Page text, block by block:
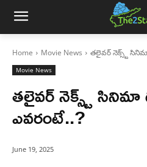
Home Movie News తలైవర్ నెక్స్ట్ సినిమా
Movie News
తలైవర్ నెక్స్ట్ సినిమా
ఎవరంటే..?
June 19, 2025